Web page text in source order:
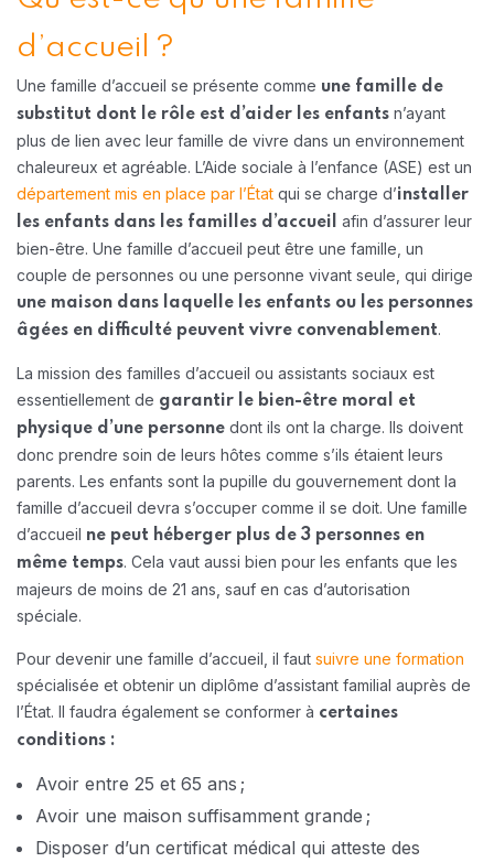
d’accueil ?
Une famille d’accueil se présente comme une famille de
substitut dont le rôle est d’aider les enfants n’ayant
plus de lien avec leur famille de vivre dans un environnement
chaleureux et agréable. L’Aide sociale à l’enfance (ASE) est un
département mis en place par l’État qui se charge d’installer
les enfants dans les familles d’accueil
afin d’assurer leur
bien-être. Une famille d’accueil peut être une famille, un
couple de personnes ou une personne vivant seule, qui dirige
une maison dans laquelle les enfants ou les personnes
âgées en difficulté peuvent vivre convenablement.
La mission des familles d’accueil ou assistants sociaux est
essentiellement de garantir le bien-être moral et
physique d’une personne dont ils ont la charge. Ils doivent
donc prendre soin de leurs hôtes comme s’ils étaient leurs
parents. Les enfants sont la pupille du gouvernement dont la
famille d’accueil devra s’occuper comme il se doit. Une famille
d’accueil ne peut héberger plus de 3 personnes en
même temps. Cela vaut aussi bien pour les enfants que les
majeurs de moins de 21 ans, sauf en cas d’autorisation
spéciale.
Pour devenir une famille d’accueil, il faut suivre une formation
spécialisée et obtenir un diplôme d’assistant familial auprès de
l’État. Il faudra également se conformer à certaines
conditions :
Avoir entre 25 et 65 ans ;
Avoir une maison suffisamment grande ;
Disposer d’un certificat médical qui atteste des